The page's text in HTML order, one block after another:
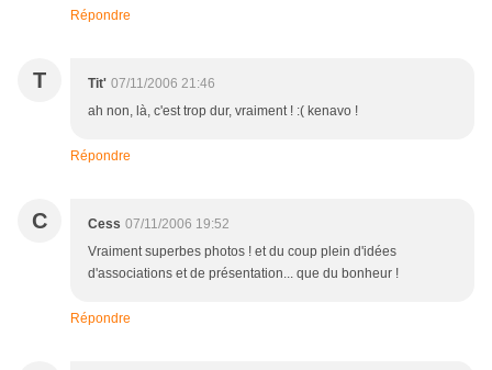
Répondre
T Tit' 07/11/2006 21:46
ah non, là, c'est trop dur, vraiment ! :( kenavo !
Répondre
C Cess 07/11/2006 19:52
Vraiment superbes photos ! et du coup plein d'idées
d'associations et de présentation... que du bonheur !
Répondre